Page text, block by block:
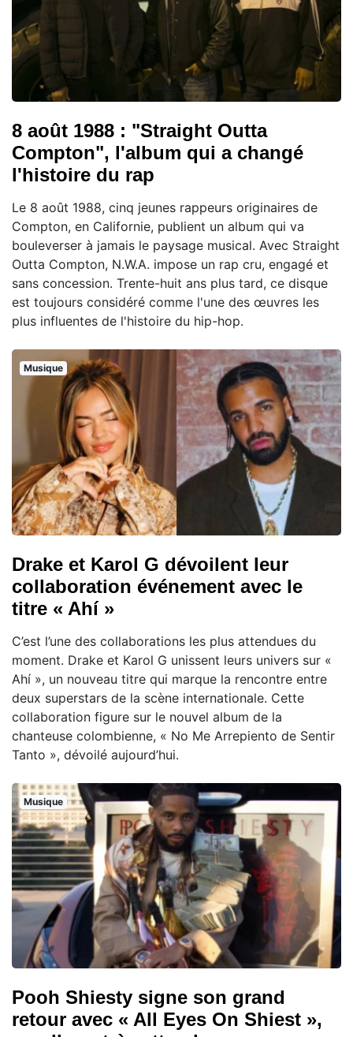
8 août 1988 : "Straight Outta
Compton", l'album qui a changé
l'histoire du rap
Le 8 août 1988, cinq jeunes rappeurs originaires de
Compton, en Californie, publient un album qui va
bouleverser à jamais le paysage musical. Avec Straight
Outta Compton, N.W.A. impose un rap cru, engagé et
sans concession. Trente-huit ans plus tard, ce disque
est toujours considéré comme l'une des œuvres les
plus influentes de l'histoire du hip-hop.
Musique
Drake et Karol G dévoilent leur
collaboration événement avec le
titre « Ahí »
C’est l’une des collaborations les plus attendues du
moment. Drake et Karol G unissent leurs univers sur «
Ahí », un nouveau titre qui marque la rencontre entre
deux superstars de la scène internationale. Cette
collaboration figure sur le nouvel album de la
chanteuse colombienne, « No Me Arrepiento de Sentir
Tanto », dévoilé aujourd’hui.
Musique
Pooh Shiesty signe son grand
retour avec « All Eyes On Shiest »,